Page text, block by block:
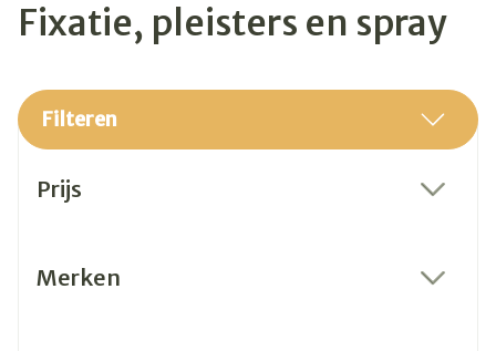
Fixatie, pleisters en spray
Filteren
Prijs
Merken